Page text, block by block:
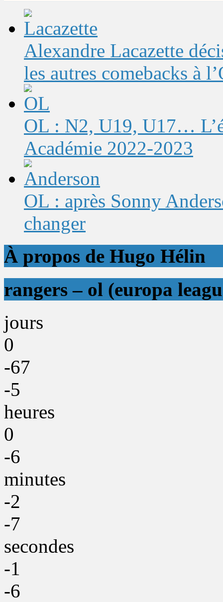
Alexandre Lacazette
les autres comebacks à
OL : N2, U19, U17…
Académie 2022-2023
OL : après Sonny
changer
À propos de Hugo Hélin
rangers – ol (europa
jours
0
-67
-5
heures
0
-6
minutes
-2
-7
secondes
-1
-6